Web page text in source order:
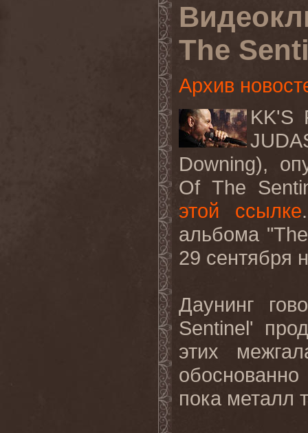
The
Архив
KK'S
Downing),
Of The
этой ссылке
альбома
29 сентября
Даунинг
Sentinel'
этих
пока металл